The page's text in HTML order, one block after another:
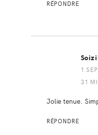
RÉPONDRE
1
31
Jolie tenue.
RÉPONDRE